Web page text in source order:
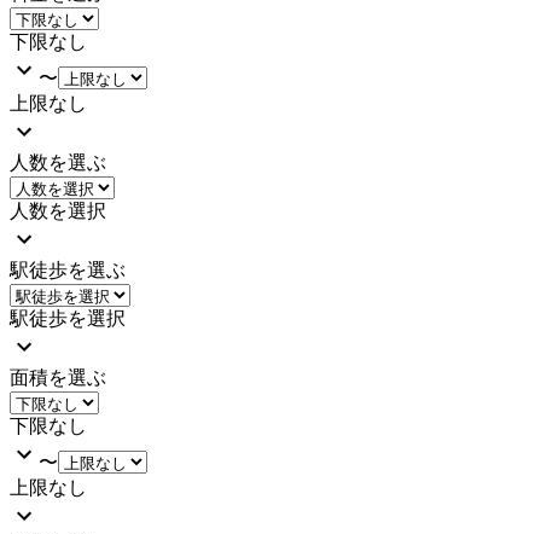
下限なし
〜
上限なし
人数を選ぶ
人数を選択
駅徒歩を選ぶ
駅徒歩を選択
面積を選ぶ
下限なし
〜
上限なし